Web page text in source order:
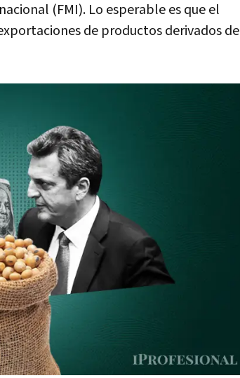
(FMI). Lo esperable es que el
de productos derivados de